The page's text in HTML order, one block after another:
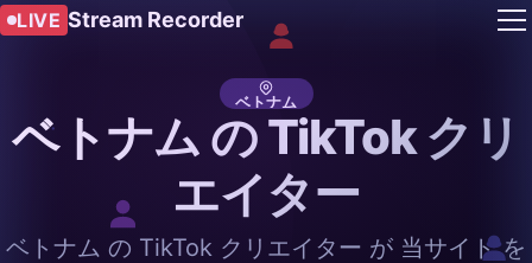
LIVE Stream Recorder
ベトナム
ベトナム の TikTok クリ
エイター
ベトナム の TikTok クリエイター が 当サイト を